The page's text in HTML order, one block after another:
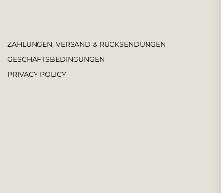
ZAHLUNGEN, VERSAND & RÜCKSENDUNGEN
GESCHÄFTSBEDINGUNGEN
PRIVACY POLICY